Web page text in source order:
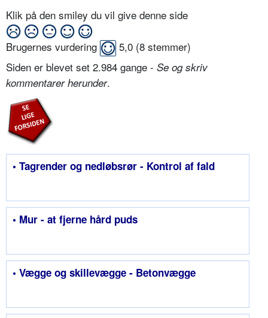
Klik på den smiley du vil give denne side
Brugernes vurdering 5,0 (8 stemmer)
Siden er blevet set 2.984 gange - Se og skriv
kommentarer herunder.
• Tagrender og nedløbsrør - Kontrol af fald
• Mur - at fjerne hård puds
• Vægge og skillevægge - Betonvægge